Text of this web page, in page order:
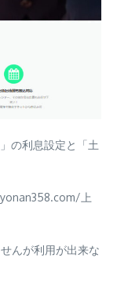
」の利息設定と「土
上
んが利用が出来な